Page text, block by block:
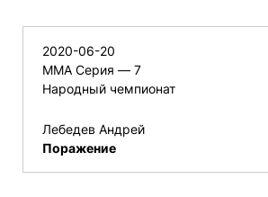
2020-06-20
ММА Серия — 7
Народный чемпионат
Лебедев Андрей
Поражение